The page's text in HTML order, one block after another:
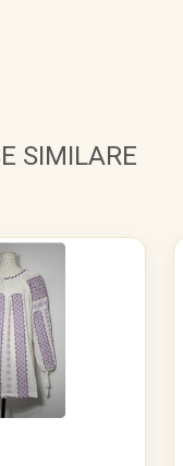
SIMILARE